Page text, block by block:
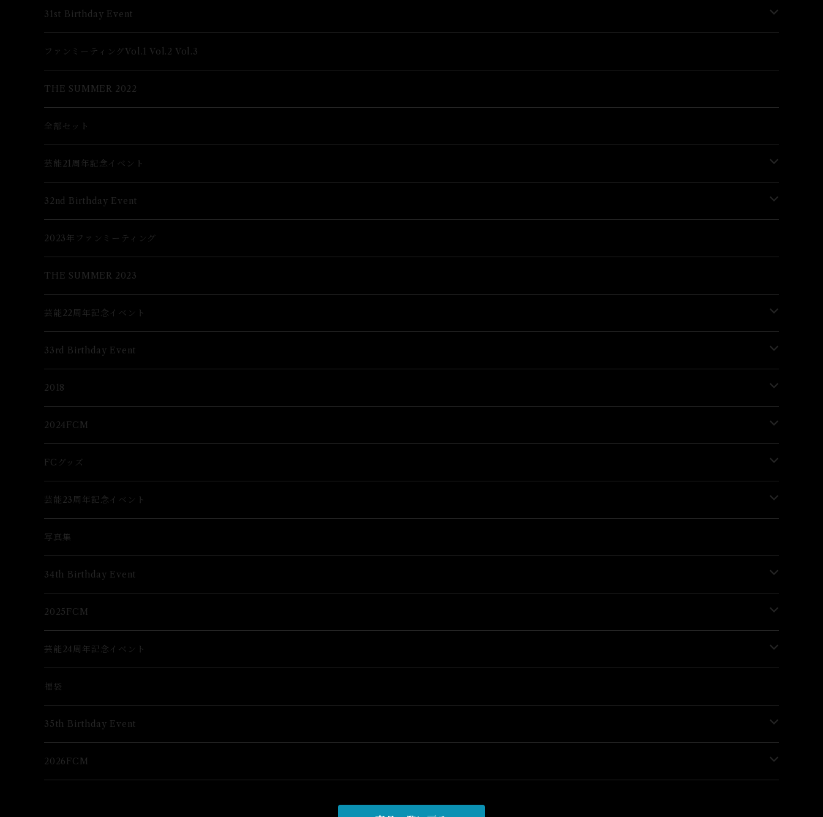
Lブロマイド
2Lブロマイド
グッズ
31st Birthday Event
Lブロマイド
2Lブロマイド
グッズ
ファンミーティングVol.1 Vol.2 Vol.3
THE SUMMER 2022
全部セット
芸能21周年記念イベント
Lブロマイド
２Lブロマイド
グッズ
32nd Birthday Event
Lブロマイド
2Lブロマイド
グッズ
2023年ファンミーティング
THE SUMMER 2023
芸能22周年記念イベント
グッズ
ブロマイド
33rd Birthday Event
Lブロマイド
2Lブロマイド
グッズ
2018
ブロマイド
2024FCM
グッズ
FCグッズ
グッズ
ブロマイド
芸能23周年記念イベント
Lブロマイド
グッズ
写真集
34th Birthday Event
ブロマイド
グッズ
2025FCM
グッズ
芸能24周年記念イベント
ブロマイド
グッズ
福袋
35th Birthday Event
ブロマイド
2026FCM